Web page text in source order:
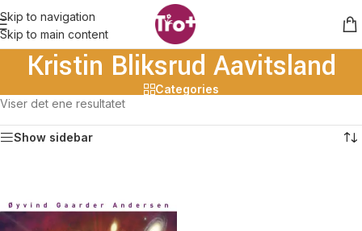
Skip to navigation
Skip to main content
Kristin Bliksrud Aavitsland
Categories
Viser det ene resultatet
Show sidebar